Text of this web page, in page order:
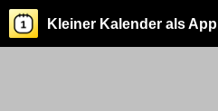
Kleiner Kalender als App